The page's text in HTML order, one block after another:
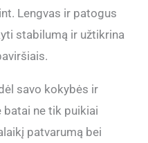
Lengvas ir patogus
stabilumą ir užtikrina
savo kokybės ir
ne tik puikiai
patvarumą bei